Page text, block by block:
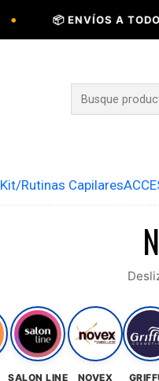
📦 ENVÍOS A TODO
Kit/Rutinas Capilares
SALON LINE NOVEX